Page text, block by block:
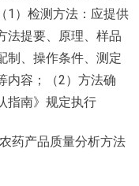
1）检测方法：应提供
法提要、原理、样品
制、操作条件、测定
内容；（2）方法确
指南》规定执行
药产品质量分析方法